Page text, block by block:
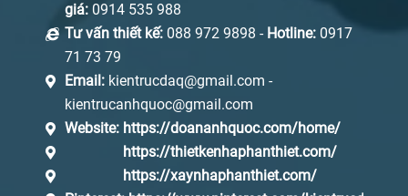
giá: 0914 535 988
Tư vấn thiết kế: 088 972 9898 - Hotline: 0917
71 73 79
Email: kientrucdaq@gmail.com -
kientrucanhquoc@gmail.com
Website: https://doananhquoc.com/home/
https://thietkenhaphanthiet.com/
https://xaynhaphanthiet.com/